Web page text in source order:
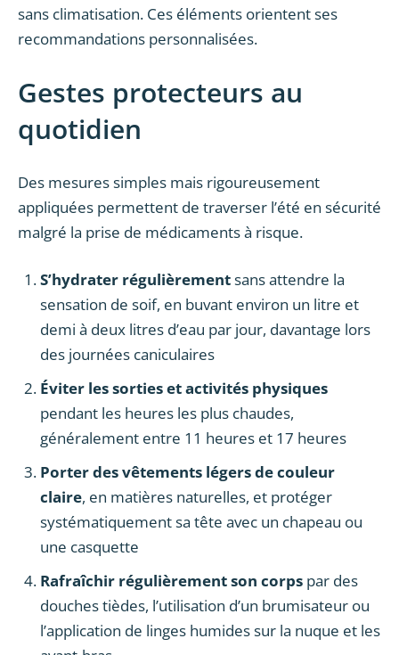
sans climatisation. Ces éléments orientent ses
recommandations personnalisées.
Gestes protecteurs au
quotidien
Des mesures simples mais rigoureusement
appliquées permettent de traverser l’été en sécurité
malgré la prise de médicaments à risque.
S’hydrater régulièrementsans attendre la
sensation de soif, en buvant environ un litre et
demi à deux litres d’eau par jour, davantage lors
des journées caniculaires
Éviter les sorties et activités physiques
pendant les heures les plus chaudes,
généralement entre 11 heures et 17 heures
Porter des vêtements légers de couleur
claire, en matières naturelles, et protéger
systématiquement sa tête avec un chapeau ou
une casquette
Rafraîchir régulièrement son corps par des
douches tièdes, l’utilisation d’un brumisateur ou
l’application de linges humides sur la nuque et les